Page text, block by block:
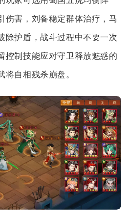
伤害，刘备稳定群体治疗，马
除护盾，战斗过程中不要一次
控制技能应对守卫释放魅惑的
将自相残杀崩盘。